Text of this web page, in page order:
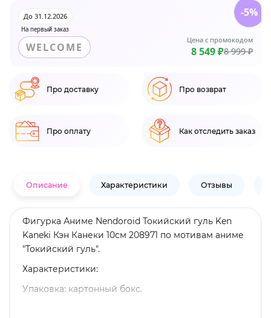
На первый заказ
До 31.12.2026
WELCOME
Цена с промокодом
8 549 ₽8 999 ₽
-5%
Про доставку Про возврат
Про оплату Как отследить заказ
Описание Характеристики Отзывы
Фигурка Аниме Nendoroid Токийский гуль Ken
Kaneki Кэн Канеки 10см 208971 по мотивам аниме
"Токийский гуль".
Характеристики:
Упаковка: картонный бокс.